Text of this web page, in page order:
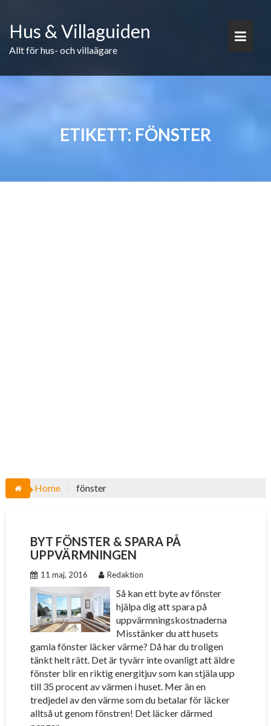
content
Hus & Villaguiden
Allt för hus- och villaägare
ETIKETT: FÖNSTER
Home fönster
BYT FÖNSTER & SPARA PÅ
UPPVÄRMNINGEN
11 maj, 2016 Redaktion
Så kan ett byte av fönster
hjälpa dig att spara på
uppvärmningskostnaderna
Misstänker du att husets
gamla fönster läcker värme? Då har du troligen
tänkt helt rätt. Det är tyvärr inte ovanligt att äldre
fönster blir en riktig energitjuv som kan stjäla upp
till 35 procent av värmen i huset. Mer än en
tredjedel av den värme som du betalar för läcker
alltså ut genom fönstren! Det läcker därmed